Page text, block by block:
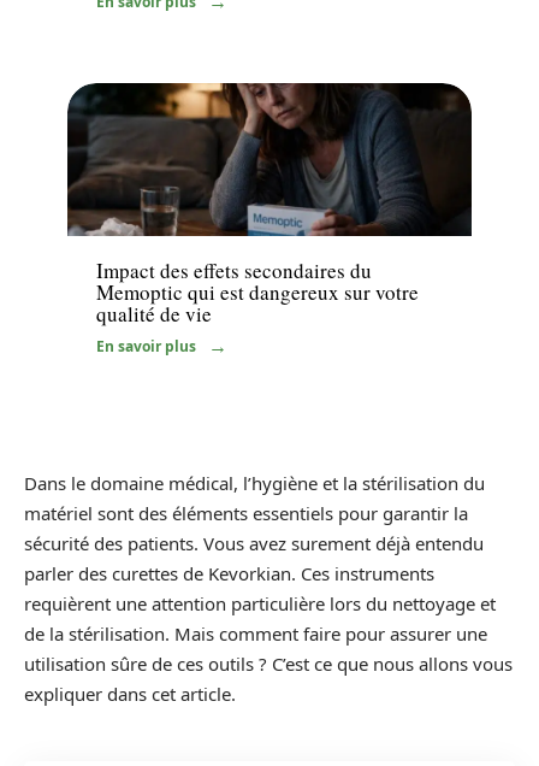
Maladie
Impact des effets secondaires du
Memoptic qui est dangereux sur votre
qualité de vie
En savoir plus
Dans le domaine médical, l’hygiène et la stérilisation du
matériel sont des éléments essentiels pour garantir la
sécurité des patients. Vous avez surement déjà entendu
parler des curettes de Kevorkian. Ces instruments
requièrent une attention particulière lors du nettoyage et
de la stérilisation. Mais comment faire pour assurer une
utilisation sûre de ces outils ? C’est ce que nous allons vous
expliquer dans cet article.